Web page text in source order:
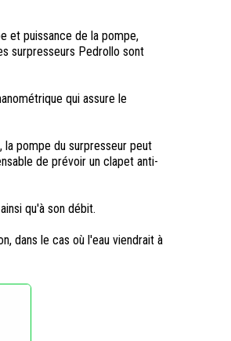
et puissance de la pompe,
surpresseurs Pedrollo sont
qui assure le
pompe du surpresseur peut
de prévoir un clapet anti-
qu'à son débit.
dans le cas où l'eau viendrait à